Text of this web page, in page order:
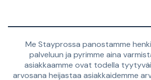
Me Stayprossa panostamme
palveluun ja pyrimme aina
asiakkaamme ovat todella
arvosana heijastaa asiakkaidemme